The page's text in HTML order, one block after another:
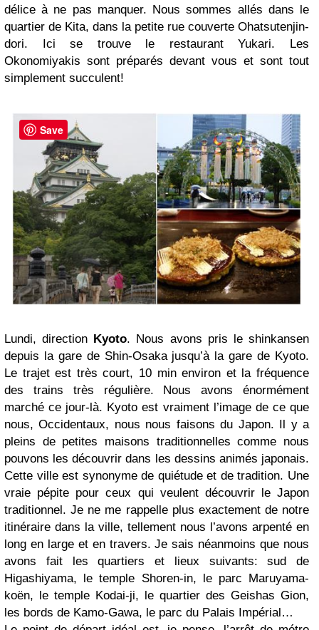
délice à ne pas manquer. Nous sommes allés dans le
quartier de Kita, dans la petite rue couverte Ohatsutenjin-
dori. Ici se trouve le restaurant Yukari. Les
Okonomiyakis sont préparés devant vous et sont tout
simplement succulent!
Lundi, direction Kyoto. Nous avons pris le shinkansen
depuis la gare de Shin-Osaka jusqu’à la gare de Kyoto.
Le trajet est très court, 10 min environ et la fréquence
des trains très régulière. Nous avons énormément
marché ce jour-là. Kyoto est vraiment l’image de ce que
nous, Occidentaux, nous nous faisons du Japon. Il y a
pleins de petites maisons traditionnelles comme nous
pouvons les découvrir dans les dessins animés japonais.
Cette ville est synonyme de quiétude et de tradition. Une
vraie pépite pour ceux qui veulent découvrir le Japon
traditionnel. Je ne me rappelle plus exactement de notre
itinéraire dans la ville, tellement nous l’avons arpenté en
long en large et en travers. Je sais néanmoins que nous
avons fait les quartiers et lieux suivants: sud de
Higashiyama, le temple Shoren-in, le parc Maruyama-
koën, le temple Kodai-ji, le quartier des Geishas Gion,
les bords de Kamo-Gawa, le parc du Palais Impérial…
Save